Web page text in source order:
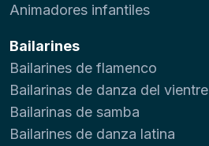
Animadores infantiles
Bailarines
Bailarines de flamenco
Bailarinas de danza del vientre
Bailarinas de samba
Bailarines de danza latina